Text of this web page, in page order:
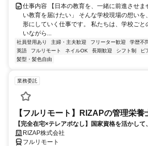
仕事内容 【日本の教育を、一緒に前進させま
い教育を届けたい」 そんな学校現場の想いを
形にしていく仕事です。 私たちは、学校ごと
いながら...
社員登用あり 主婦・主夫歓迎 フリーター歓迎 学歴不
英語
フルリモート ネイルOK 長期歓迎 シフト制 ピ
髪型・髪色自由
業務委託
【フルリモート】RIZAPの管理栄養
【完全在宅×テレアポなし】国家資格を活かし
う一つの安心」を。主婦・Wワーカー活躍中！「
方以降の数時間だけ」など、生活リズムに合わ
RIZAP株式会社
フルリモート